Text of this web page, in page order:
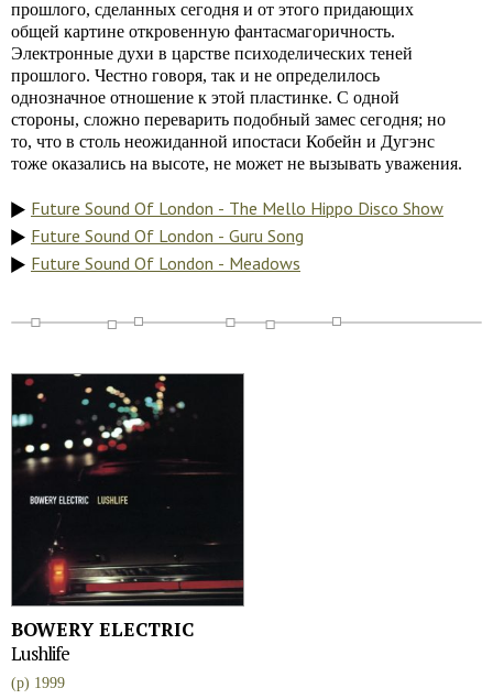
прошлого, сделанных сегодня и от этого придающих
общей картине откровенную фантасмагоричность.
Электронные духи в царстве психоделических теней
прошлого. Честно говоря, так и не определилось
однозначное отношение к этой пластинке. С одной
стороны, сложно переварить подобный замес сегодня; но
то, что в столь неожиданной ипостаси Кобейн и Дугэнс
тоже оказались на высоте, не может не вызывать уважения.
Future Sound Of London - The Mello Hippo Disco Show
Future Sound Of London - Guru Song
Future Sound Of London - Meadows
BOWERY ELECTRIC
Lushlife
(p) 1999